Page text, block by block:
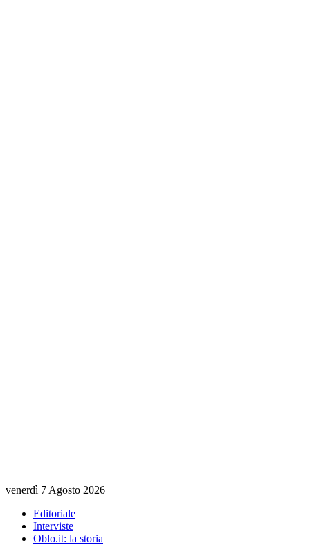
venerdì 7 Agosto 2026
Editoriale
Interviste
Oblo.it: la storia